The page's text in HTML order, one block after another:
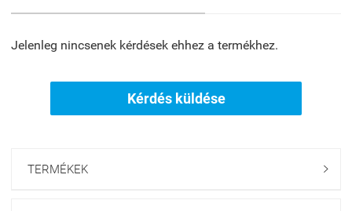
Jelenleg nincsenek kérdések ehhez a termékhez.
Kérdés küldése
TERMÉKEK 